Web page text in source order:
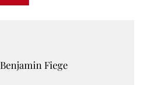
Benjamin Fiege